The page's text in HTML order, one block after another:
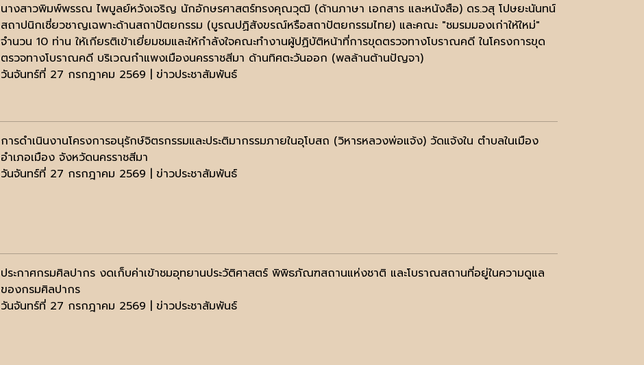
นางสาวพิมพ์พรรณ ไพบูลย์หวังเจริญ นักอักษรศาสตร์ทรงคุณวุฒิ (ด้านภาษา เอกสาร และหนังสือ) ดร.วสุ โปษยะนันทน์
สถาปนิกเชี่ยวชาญเฉพาะด้านสถาปัตยกรรม (บูรณปฏิสังขรณ์หรือสถาปัตยกรรมไทย) และคณะ "ชมรมมองเก่าให้ใหม่"
จำนวน 10 ท่าน ให้เกียรติเข้าเยี่ยมชมและให้กำลังใจคณะทำงานผู้ปฏิบัติหน้าที่การขุดตรวจทางโบราณคดี ในโครงการขุด
ตรวจทางโบราณคดี บริเวณกำแพงเมืองนครราชสีมา ด้านทิศตะวันออก (พลล้านต้านปัญจา)
วันจันทร์ที่ 27 กรกฎาคม 2569 | ข่าวประชาสัมพันธ์
การดำเนินงานโครงการอนุรักษ์จิตรกรรมและประติมากรรมภายในอุโบสถ (วิหารหลวงพ่อแจ้ง) วัดแจ้งใน ตำบลในเมือง
อำเภอเมือง จังหวัดนครราชสีมา
วันจันทร์ที่ 27 กรกฎาคม 2569 | ข่าวประชาสัมพันธ์
ประกาศกรมศิลปากร งดเก็บค่าเข้าชมอุทยานประวัติศาสตร์ พิพิธภัณฑสถานแห่งชาติ และโบราณสถานที่อยู่ในความดูแล
ของกรมศิลปากร
วันจันทร์ที่ 27 กรกฎาคม 2569 | ข่าวประชาสัมพันธ์